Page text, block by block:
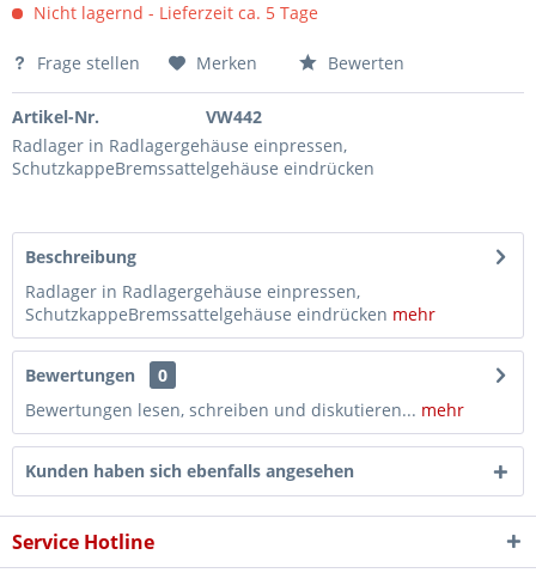
Nicht lagernd - Lieferzeit ca. 5 Tage
Frage stellen Merken Bewerten
Artikel-Nr.
VW442
Radlager in Radlagergehäuse einpressen,
SchutzkappeBremssattelgehäuse eindrücken
Beschreibung
Radlager in Radlagergehäuse einpressen,
SchutzkappeBremssattelgehäuse eindrücken mehr
Bewertungen
0
Bewertungen lesen, schreiben und diskutieren... mehr
Kunden haben sich ebenfalls angesehen
Service Hotline